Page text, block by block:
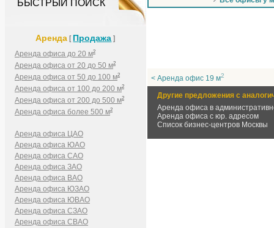
БЫСТРЫЙ ПОИСК
Аренда [ Продажа ]
Аренда офиса до 20 м2
Аренда офиса от 20 до 50 м2
Аренда офиса от 50 до 100 м2
Аренда офиса от 100 до 200 м2
Аренда офиса от 200 до 500 м2
Аренда офиса более 500 м2
Аренда офиса ЦАО
Аренда офиса ЮАО
Аренда офиса САО
Аренда офиса ЗАО
Аренда офиса ВАО
Аренда офиса ЮЗАО
Аренда офиса ЮВАО
Аренда офиса СЗАО
Аренда офиса СВАО
< Аренда офис 19 м2
Другие предложения с
Аренда офиса в
Аренда офиса с юр. адресом
Список бизнес-центров Москвы